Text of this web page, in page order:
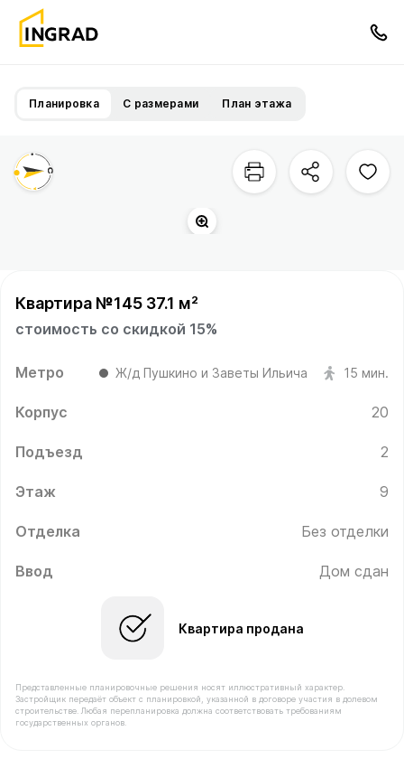
Планировка С размерами План этажа
Квартира №145 37.1 м²
стоимость со скидкой 15%
Метро Ж/д Пушкино и Заветы Ильича 15 мин.
Корпус 20
Подъезд 2
Этаж 9
Отделка Без отделки
Ввод Дом сдан
Квартира продана
Представленные планировочные решения носят иллюстративный характер.
Застройщик передаёт объект с планировкой, указанной в договоре участия в долевом
строительстве. Любая перепланировка должна соответствовать требованиям
государственных органов.